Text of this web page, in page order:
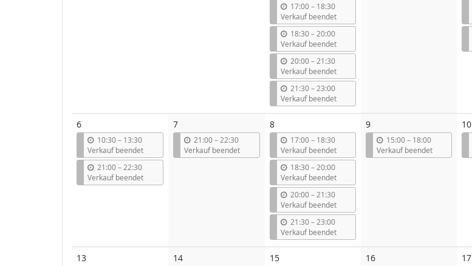
17:00–b
i
s
18:30
Verkauf beendet
18:30–b
i
s
20:00
Verkauf beendet
20:00–b
i
s
21:30
Verkauf beendet
21:30–b
i
s
23:00
Verkauf beendet
6
10:30–b
i
s
13:30
Verkauf beendet
21:00–b
i
s
22:30
Verkauf beendet
7
21:00–b
i
s
22:30
Verkauf beendet
8
17:00–b
i
s
18:30
Verkauf beendet
18:30–b
i
s
20:00
Verkauf beendet
20:00–b
i
s
21:30
Verkauf beendet
21:30–b
i
s
23:00
Verkauf beendet
9
15:00–b
i
s
18:00
Verkauf beendet
10
13 14 15 16Keine
17